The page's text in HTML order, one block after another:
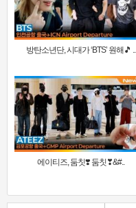
방탄소년단, 시대가 ‘BTS’ 원해🎵 ..
에이티즈, 둠칫❣️ 둠칫❣&#..